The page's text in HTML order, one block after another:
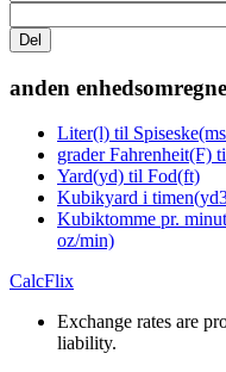
Del
anden
Liter(l) til
grader Fahrenheit(F)
Yard(yd) til Fod(ft)
Kubikyard i
Kubiktomme pr.
oz/min)
CalcFlix
Exchange rates are
liability.